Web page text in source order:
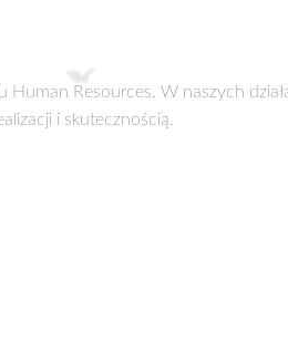
Human Resources. W naszych
i skutecznością.